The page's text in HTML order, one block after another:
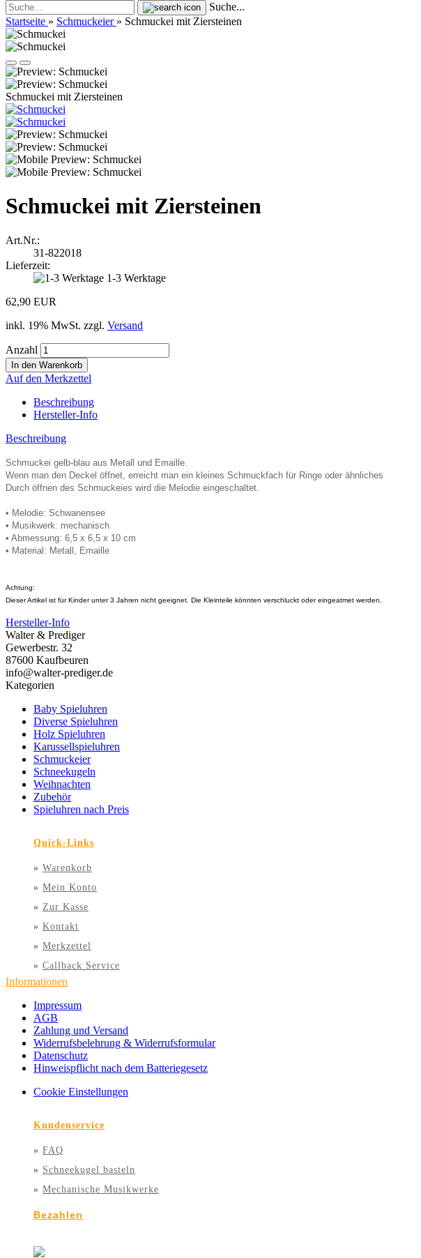
Suche...
Startseite » Schmuckeier » Schmuckei mit Ziersteinen
Schmuckei mit Ziersteinen
Schmuckei mit Ziersteinen
Art.Nr.:
31-822018
Lieferzeit:
1-3 Werktage
62,90 EUR
inkl. 19% MwSt. zzgl. Versand
Anzahl
Auf den Merkzettel
Beschreibung
Hersteller-Info
Beschreibung
Schmuckei gelb-blau aus Metall und Emaille.
Wenn man den Deckel öffnet, erreicht man ein kleines Schmuckfach für Ringe oder ähnliches
Durch öffnen des Schmuckeies wird die Melodie eingeschaltet.
• Melodie: Schwanensee
• Musikwerk: mechanisch
• Abmessung: 6,5 x 6,5 x 10 cm
• Material: Metall, Emaille
Achtung:
Dieser Artikel ist für Kinder unter 3 Jahren nicht geeignet. Die Kleinteile könnten verschluckt oder eingeatmet werden.
Hersteller-Info
Walter & Prediger
Gewerbestr. 32
87600 Kaufbeuren
info@walter-prediger.de
Kategorien
Baby Spieluhren
Diverse Spieluhren
Holz Spieluhren
Karussellspieluhren
Schmuckeier
Schneekugeln
Weihnachten
Zubehör
Spieluhren nach Preis
Quick-Links
» Warenkorb
» Mein Konto
» Zur Kasse
» Kontakt
» Merkzettel
» Callback Service
Informationen
Impressum
AGB
Zahlung und Versand
Widerrufsbelehrung & Widerrufsformular
Datenschutz
Hinweispflicht nach dem Batteriegesetz
Cookie Einstellungen
Kundenservice
» FAQ
» Schneekugel basteln
» Mechanische Musikwerke
Bezahlen